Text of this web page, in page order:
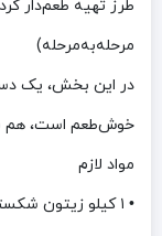
طرز تهیه طعم‌دار
مرحله‌به‌مرحله)
در این بخش، یک
خوش‌طعم است، هم
مواد لازم
• ۱ کیلو زیتون شکسته تازه